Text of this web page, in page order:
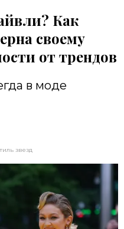
Как
своему
от трендов
в моде
звезд